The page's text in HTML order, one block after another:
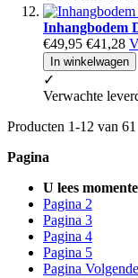
Inhangbodem
€49,95 €41,28
In winkelwagen
✓
Verwachte
Producten 1-12 van 61
Pagina
U lees
Pagina 2
Pagina 3
Pagina 4
Pagina 5
Pagina Volgende